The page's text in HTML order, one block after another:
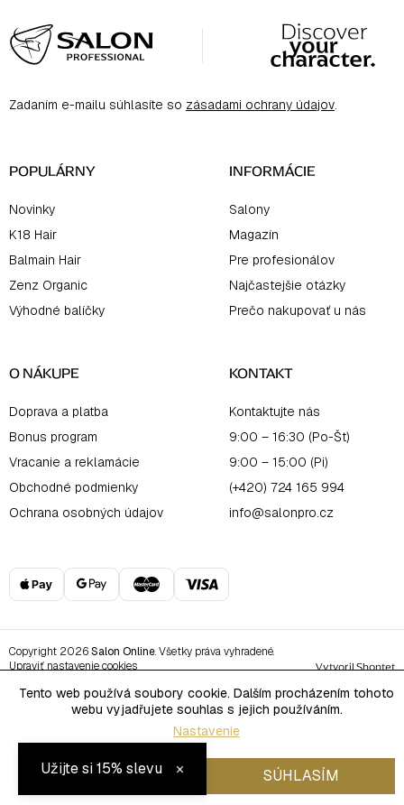
Tento web používá soubory cookie. Dalším procházením tohoto
webu vyjadřujete souhlas s jejich používáním.
Nastavenie
ODMIETNUŤ SÚHLASÍM
á
p
ä
e
Zadaním e-mailu súhlasíte so zásadami ochrany údajov.
POPULÁRNY
Novinky
K18 Hair
Balmain Hair
Zenz Organic
Výhodné balíčky
INFORMÁCIE
Salony
Magazín
Pre profesionálov
Najčastejšie otázky
Prečo nakupovať u nás
O NÁKUPE
Doprava a platba
Bonus program
Vracanie a reklamácie
Obchodné podmienky
Ochrana osobných údajov
KONTAKT
Kontaktujte nás
9:00 – 16:30 (Po-Št)
9:00 – 15:00 (Pi)
(+420) 724 165 994
info@salonpro.cz
Vytvoril Shoptet
Copyright 2026Salon Online. Všetky práva vyhradené.
Upraviť nastavenie cookies
Užijte si 15% slevu ×